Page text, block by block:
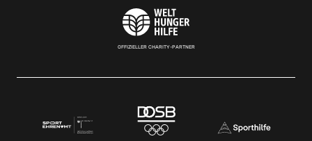
OFFIZIELLER CHARITY-PARTNER